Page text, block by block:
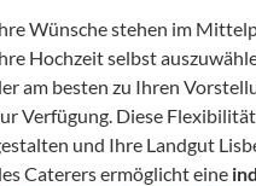
Wünsche stehen im
Hochzeit selbst
am besten zu Ihren
Verfügung. Diese
und Ihre Landgut
Caterers ermöglicht eine